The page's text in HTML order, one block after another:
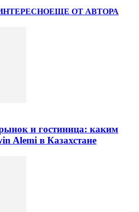
ЕЩЕ ОТ АВТОРА
и гостиница: каким
Alemi в Казахстане